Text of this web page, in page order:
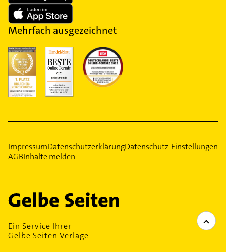
Mehrfach ausgezeichnet
ImpressumDatenschutzerklärungDatenschutz-Einstellungen
AGBInhalte melden
Ein Service Ihrer
Gelbe Seiten Verlage